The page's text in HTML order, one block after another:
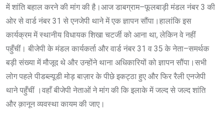
में शांति बहाल करने की मांग की है।आज डाबग्राम–फूलबाड़ी मंडल नंबर 3 की
ओर से वार्ड नंबर 31 से एनजेपी थाने में एक ज्ञापन सौंपा।हालांकि इस
कार्यक्रम में स्थानीय विधायक शिखा चटर्जी को आना था, लेकिन वे नहीं
पहुँचीं। बीजेपी के मंडल कार्यकर्ता और वार्ड नंबर 31 व 35 के नेता–समर्थक
बड़ी संख्या में मौजूद थे और उन्होंने थाना अधिकारियों को ज्ञापन सौंपा।सभी
लोग पहले पीडब्ल्यूडी मोड़ बाज़ार के पीछे इकट्ठा हुए और फिर रैली एनजेपी
थाने पहुँचीं ।वहाँ बीजेपी नेताओं ने मांग की कि इलाके में जल्द से जल्द शांति
और क़ानून व्यवस्था कायम की जाए।